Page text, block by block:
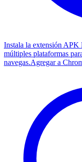
Instala la extensión APK
múltiples plataformas
navegas.Agregar a